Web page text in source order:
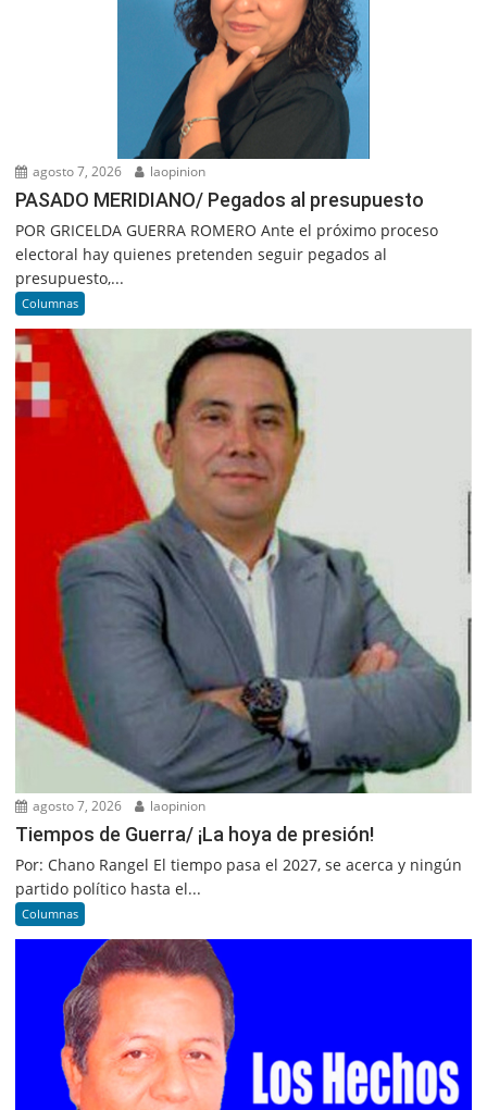
agosto 7, 2026 laopinion
PASADO MERIDIANO/ Pegados al presupuesto
POR GRICELDA GUERRA ROMERO Ante el próximo proceso
electoral hay quienes pretenden seguir pegados al
presupuesto,...
Columnas
agosto 7, 2026 laopinion
Tiempos de Guerra/ ¡La hoya de presión!
Por: Chano Rangel El tiempo pasa el 2027, se acerca y ningún
partido político hasta el...
Columnas